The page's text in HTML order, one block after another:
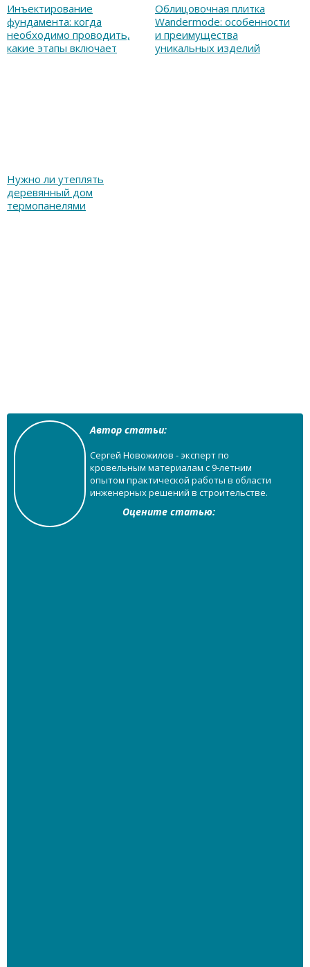
Инъектирование
фундамента: когда
необходимо проводить,
какие этапы включает
Облицовочная плитка
Wandermode: особенности
и преимущества
уникальных изделий
Нужно ли утеплять
деревянный дом
термопанелями
Автор статьи:
Сергей Новожилов - эксперт по
кровельным материалам с 9-летним
опытом практической работы в области
инженерных решений в строительстве.
Оцените статью: